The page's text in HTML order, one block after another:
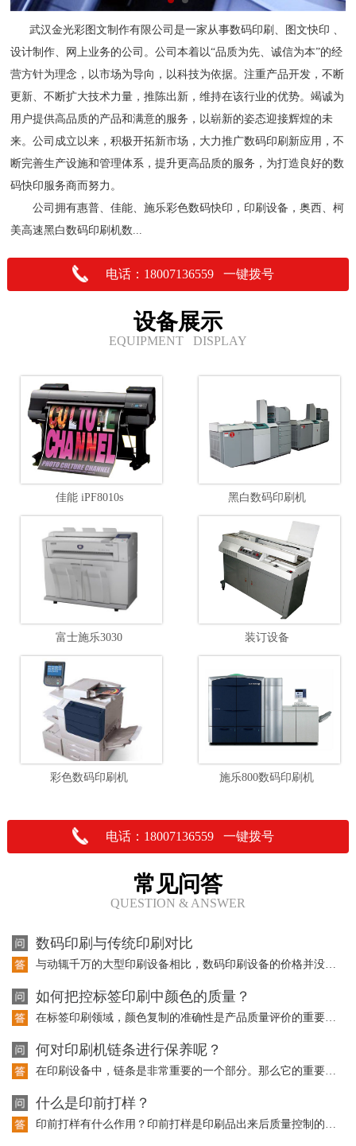
武汉金光彩图文制作有限公司是一家从事数码印刷、图文快印 、
设计制作、网上业务的公司。公司本着以“品质为先、诚信为本”的经
营方针为理念，以市场为导向，以科技为依据。注重产品开发，不断
更新、不断扩大技术力量，推陈出新，维持在该行业的优势。竭诚为
用户提供高品质的产品和满意的服务，以崭新的姿态迎接辉煌的未
来。公司成立以来，积极开拓新市场，大力推广数码印刷新应用，不
断完善生产设施和管理体系，提升更高品质的服务，为打造良好的数
码快印服务商而努力。
公司拥有惠普、佳能、施乐彩色数码快印，印刷设备，奥西、柯
美高速黑白数码印刷机数...
电话：18007136559 一键拨号
设备展示
EQUIPMENT DISPLAY
佳能 iPF8010s 黑白数码印刷机
富士施乐3030 装订设备
彩色数码印刷机 施乐800数码印刷机
电话：18007136559 一键拨号
常见问答
QUESTION & ANSWER
数码印刷与传统印刷对比
与动辄千万的大型印刷设备相比，数码印刷设备的价格并没有成为大型传统印刷企业投资…
如何把控标签印刷中颜色的质量？
在标签印刷领域，颜色复制的准确性是产品质量评价的重要因素。而且在标签印刷中使用…
何对印刷机链条进行保养呢？
在印刷设备中，链条是非常重要的一个部分。那么它的重要性体现在哪里呢？请听以下的…
什么是印前打样？
印前打样有什么作用？印前打样是印刷品出来后质量控制的重要依据，也是与客户沟通交…